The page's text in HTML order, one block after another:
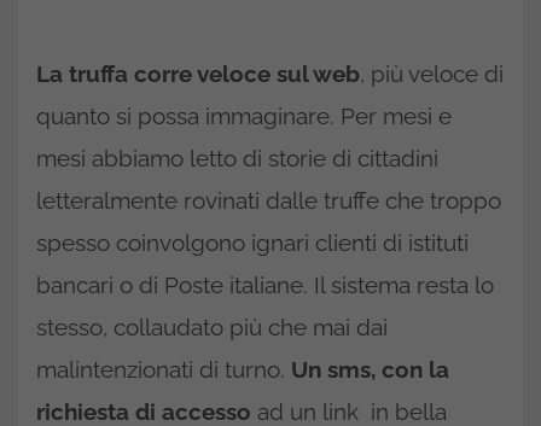
La truffa corre veloce sul web, più veloce di
quanto si possa immaginare. Per mesi e
mesi abbiamo letto di storie di cittadini
letteralmente rovinati dalle truffe che troppo
spesso coinvolgono ignari clienti di istituti
bancari o di Poste italiane. Il sistema resta lo
stesso, collaudato più che mai dai
malintenzionati di turno. Un sms, con la
richiesta di accesso ad un link in bella